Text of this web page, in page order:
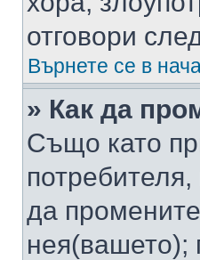
отговори
Върнете се в
» Как да
Също като
да
нея(вашето);